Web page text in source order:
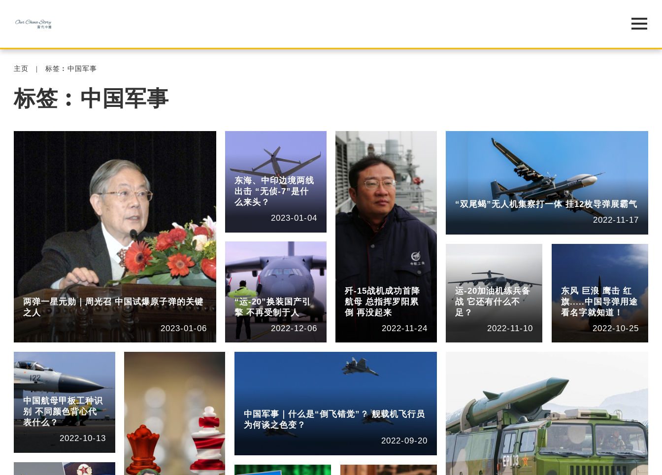
主页 标签︰中国军事
标签︰中国军事
两弹一星元勋｜周光召 中国试爆原子弹的关键
之人
2023-01-06
东海、中印边境两线
出击 “无侦-7”是什
么来头？
2023-01-04
“运-20”换装国产引
擎 不再受制于人
2022-12-06
歼-15战机成功首降
航母 总指挥罗阳累
倒 再没起来
2022-11-24
“双尾蝎”无人机集察打一体 挂12枚导弹展霸气
2022-11-17
运-20加油机练兵备
战 它还有什么不
足？
2022-11-10
东风 巨浪 鹰击 红
旗.....中国导弹用途
看名字就知道！
2022-10-25
中国航母甲板工种识
别 不同颜色背心代
表什么？
2022-10-13
中国军事｜什么是“倒飞错觉”？ 舰载机飞行员
为何谈之色变？
2022-09-20